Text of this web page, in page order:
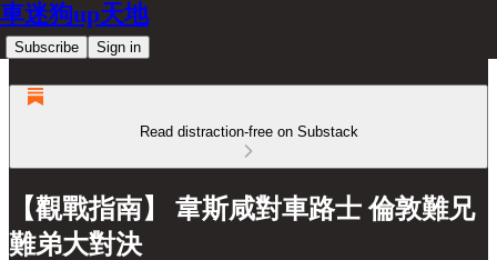
車迷狗up天地
Subscribe Sign in
Read distraction-free on Substack
【觀戰指南】 韋斯咸對車路士 倫敦難兄
難弟大對決